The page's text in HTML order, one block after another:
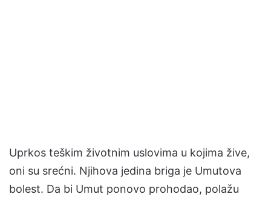
Uprkos teškim životnim uslovima u kojima žive,
oni su srećni. Njihova jedina briga je Umutova
bolest. Da bi Umut ponovo prohodao, polažu